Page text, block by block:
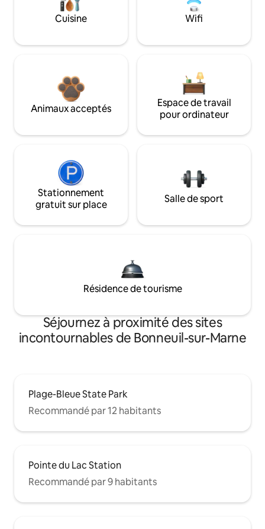
Cuisine Wifi
Animaux acceptés
Espace de travail
pour ordinateur
Stationnement
gratuit sur place
Salle de sport
Résidence de tourisme
Séjournez à proximité des sites
incontournables de Bonneuil-sur-Marne
Plage-Bleue State Park
Recommandé par 12 habitants
Pointe du Lac Station
Recommandé par 9 habitants